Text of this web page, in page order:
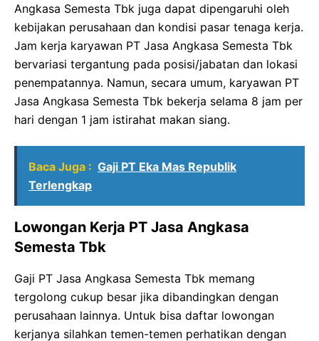
Angkasa Semesta Tbk juga dapat dipengaruhi oleh
kebijakan perusahaan dan kondisi pasar tenaga kerja.
Jam kerja karyawan PT Jasa Angkasa Semesta Tbk
bervariasi tergantung pada posisi/jabatan dan lokasi
penempatannya. Namun, secara umum, karyawan PT
Jasa Angkasa Semesta Tbk bekerja selama 8 jam per
hari dengan 1 jam istirahat makan siang.
Baca Juga : Gaji PT Eka Mas Republik
Terlengkap
Lowongan Kerja PT Jasa Angkasa
Semesta Tbk
Gaji PT Jasa Angkasa Semesta Tbk memang
tergolong cukup besar jika dibandingkan dengan
perusahaan lainnya. Untuk bisa daftar lowongan
kerjanya silahkan temen-temen perhatikan dengan